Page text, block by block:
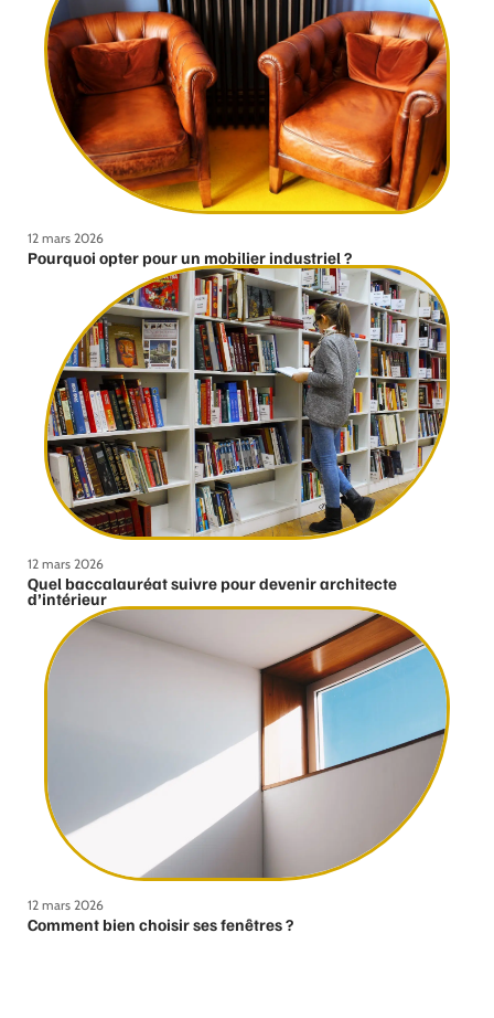
12 mars 2026
Pourquoi opter pour un mobilier industriel ?
12 mars 2026
Quel baccalauréat suivre pour devenir architecte
d’intérieur
12 mars 2026
Comment bien choisir ses fenêtres ?